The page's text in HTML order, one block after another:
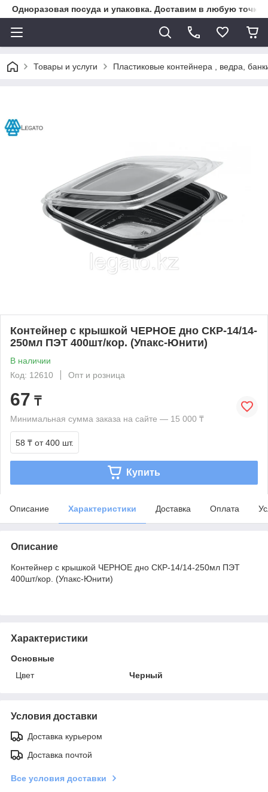
Одноразовая посуда и упаковка. Доставим в любую точку
Товары и услуги Пластиковые контейнера , ведра,
Контейнер с крышкой ЧЕРНОЕ дно СКР-14/14-
250мл ПЭТ 400шт/кор. (Упакс-Юнити)
В наличии
Код: 12610
Опт и розница
67 ₸
Минимальная сумма заказа на сайте — 15 000 ₸
58 ₸ от 400 шт.
Купить
Описание Характеристики Доставка Оплата
Описание
Контейнер с крышкой ЧЕРНОЕ дно СКР-14/14-250мл ПЭТ
400шт/кор. (Упакс-Юнити)
Характеристики
Основные
Цвет
Черный
Условия доставки
Доставка курьером
Доставка почтой
Все условия доставки